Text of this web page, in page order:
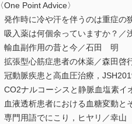
〈One Point Advice〉
発作時に冷や汗を伴うのは重症の
吸入薬は何個余っていますか？／
輸血副作用の昔と今／石田 明
拡張型心筋症患者の休薬／森田啓
冠動脈疾患と高血圧治療，
CO2ナルコーシスと静脈血塩素
血液透析患者における血糖変動と
専門用語でにこり，ヒヤリ／幸